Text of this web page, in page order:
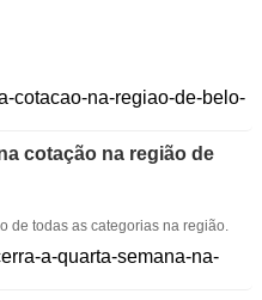
cotação na região de
de todas as categorias na região.